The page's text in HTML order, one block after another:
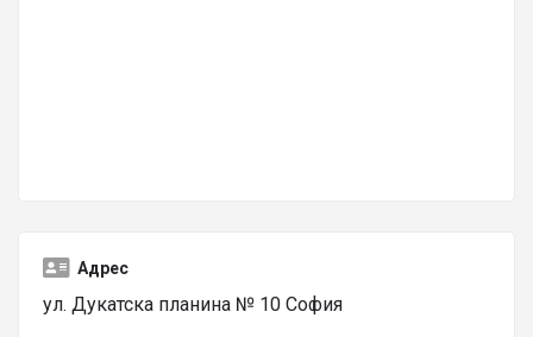
Адрес
ул. Дукатска планина № 10 София